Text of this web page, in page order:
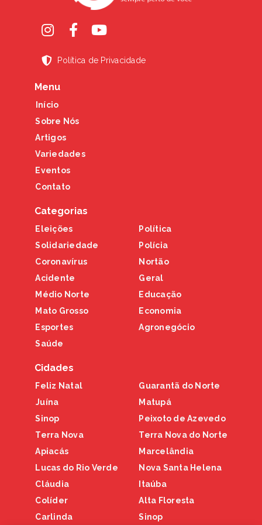
Política de Privacidade
Menu
Início
Sobre Nós
Artigos
Variedades
Eventos
Contato
Categorias
Eleições
Solidariedade
Coronavírus
Acidente
Médio Norte
Mato Grosso
Esportes
Saúde
Política
Polícia
Nortão
Geral
Educação
Economia
Agronegócio
Cidades
Feliz Natal
Juína
Sinop
Terra Nova
Apiacás
Lucas do Rio Verde
Cláudia
Colíder
Carlinda
Guarantã do Norte
Matupá
Peixoto de Azevedo
Terra Nova do Norte
Marcelândia
Nova Santa Helena
Itaúba
Alta Floresta
Sinop